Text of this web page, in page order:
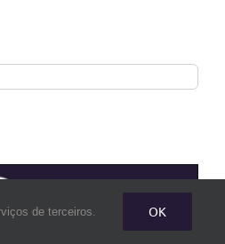
de terceiros. OK